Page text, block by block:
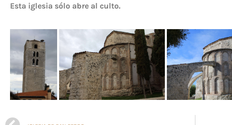
Esta iglesia sólo abre al culto.